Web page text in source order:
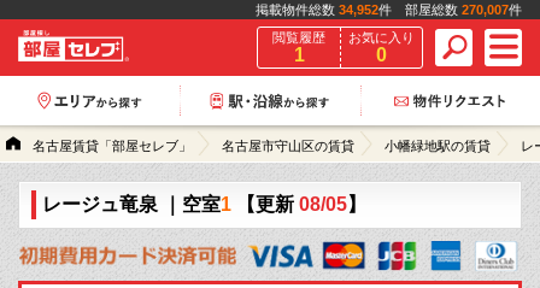
掲載物件総数 34,952件 部屋総数 270,007件
閲覧履歴
1
お気に入り
0
名古屋賃貸「部屋セレブ」 名古屋市守山区の賃貸 小幡緑地駅の賃貸 レ
レージュ竜泉 ｜空室1 【更新 08/05】